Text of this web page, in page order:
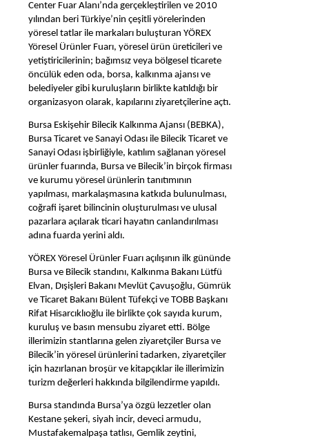
Center Fuar Alanı’nda gerçekleştirilen ve 2010
yılından beri Türkiye’nin çeşitli yörelerinden
yöresel tatlar ile markaları buluşturan YÖREX
Yöresel Ürünler Fuarı, yöresel ürün üreticileri ve
yetiştiricilerinin; bağımsız veya bölgesel ticarete
öncülük eden oda, borsa, kalkınma ajansı ve
belediyeler gibi kuruluşların birlikte katıldığı bir
organizasyon olarak, kapılarını ziyaretçilerine açtı.
Bursa Eskişehir Bilecik Kalkınma Ajansı (BEBKA),
Bursa Ticaret ve Sanayi Odası ile Bilecik Ticaret ve
Sanayi Odası işbirliğiyle, katılım sağlanan yöresel
ürünler fuarında, Bursa ve Bilecik’in birçok firması
ve kurumu yöresel ürünlerin tanıtımının
yapılması, markalaşmasına katkıda bulunulması,
coğrafi işaret bilincinin oluşturulması ve ulusal
pazarlara açılarak ticari hayatın canlandırılması
adına fuarda yerini aldı.
YÖREX Yöresel Ürünler Fuarı açılışının ilk gününde
Bursa ve Bilecik standını, Kalkınma Bakanı Lütfü
Elvan, Dışişleri Bakanı Mevlüt Çavuşoğlu, Gümrük
ve Ticaret Bakanı Bülent Tüfekçi ve TOBB Başkanı
Rifat Hisarcıklıoğlu ile birlikte çok sayıda kurum,
kuruluş ve basın mensubu ziyaret etti. Bölge
illerimizin stantlarına gelen ziyaretçiler Bursa ve
Bilecik’in yöresel ürünlerini tadarken, ziyaretçiler
için hazırlanan broşür ve kitapçıklar ile illerimizin
turizm değerleri hakkında bilgilendirme yapıldı.
Bursa standında Bursa’ya özgü lezzetler olan
Kestane şekeri, siyah incir, deveci armudu,
Mustafakemalpaşa tatlısı, Gemlik zeytini,